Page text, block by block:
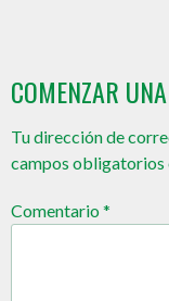
COMENZAR
Tu dirección de
campos obligatorios
Comentario*